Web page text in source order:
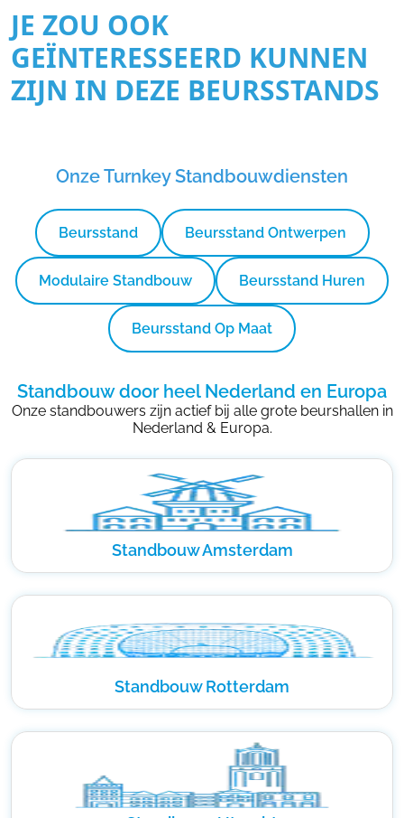
JE ZOU OOK
GEÏNTERESSEERD KUNNEN
ZIJN IN DEZE BEURSSTANDS
Onze Turnkey Standbouwdiensten
Beursstand Beursstand Ontwerpen
Modulaire Standbouw Beursstand Huren
Beursstand Op Maat
Standbouw door heel Nederland en Europa
Onze standbouwers zijn actief bij alle grote beurshallen in
Nederland & Europa.
Standbouw Amsterdam
Standbouw Rotterdam